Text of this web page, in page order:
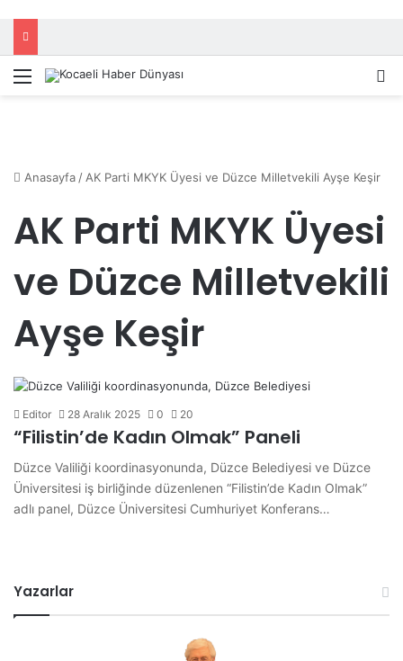
Menü
Anasayfa / AK Parti MKYK Üyesi ve Düzce Milletvekili Ayşe Keşir
AK Parti MKYK Üyesi
ve Düzce Milletvekili
Ayşe Keşir
Editor 28 Aralık 2025 0 20
“Filistin’de Kadın Olmak” Paneli
Düzce Valiliği koordinasyonunda, Düzce Belediyesi ve Düzce
Üniversitesi iş birliğinde düzenlenen “Filistin’de Kadın Olmak”
adlı panel, Düzce Üniversitesi Cumhuriyet Konferans…
Yazarlar